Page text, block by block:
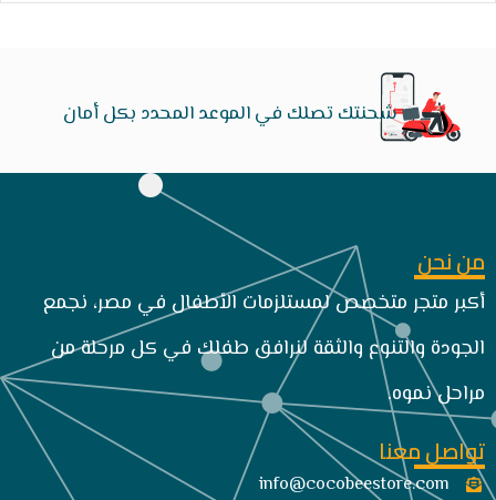
شحنتك تصلك في الموعد المحدد بكل أمان
من نحن
أكبر متجر متخصص لمستلزمات الأطفال في مصر، نجمع
الجودة والتنوع والثقة لنرافق طفلك في كل مرحلة من
مراحل نموه.
تواصل معنا
info@cocobeestore.com​